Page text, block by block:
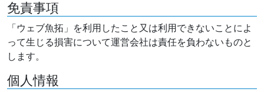
免責事項
「ウェブ魚拓」を利用したこと又は利用できないことによ
って生じる損害について運営会社は責任を負わないものと
します。
個人情報